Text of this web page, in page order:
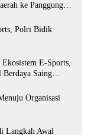
ke Panggung
E-Sports,
Saing
Langkah Awal